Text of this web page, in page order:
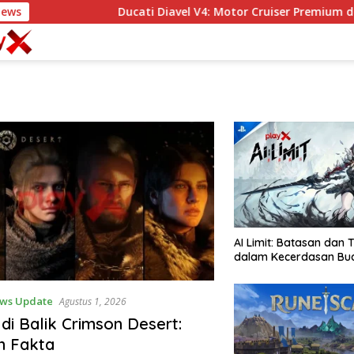
Ducati Diavel V4: Motor Cruiser Premium
Update Agustus 1, 2026
Balik Crimson Desert:
Fakta
AI Limit: Batasan dan
dalam Kecerdasan